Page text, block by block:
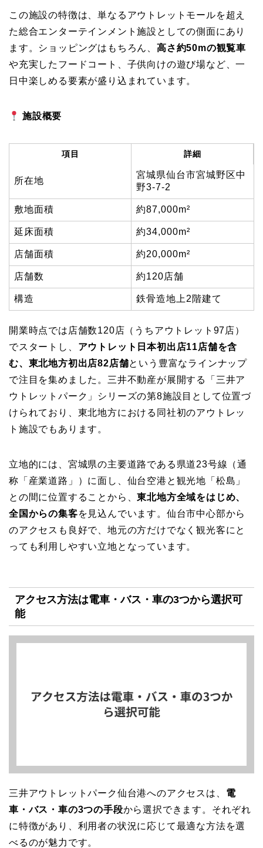
この施設の特徴は、単なるアウトレットモールを超え
た総合エンターテインメント施設としての側面にあり
ます。ショッピングはもちろん、高さ約50mの観覧車
や充実したフードコート、子供向けの遊び場など、一
日中楽しめる要素が盛り込まれています。
施設概要
項目 詳細
所在地
宮城県仙台市宮城野区中
野3-7-2
敷地面積 約87,000m²
延床面積 約34,000m²
店舗面積 約20,000m²
店舗数 約120店舗
構造 鉄骨造地上2階建て
開業時点では店舗数120店（うちアウトレット97店）
でスタートし、 アウトレット日本初出店11店舗を含
む、東北地方初出店82店舗という豊富なラインナップ
で注目を集めました。三井不動産が展開する「三井ア
ウトレットパーク」シリーズの第8施設目として位置づ
けられており、東北地方における同社初のアウトレッ
ト施設でもあります。
立地的には、宮城県の主要道路である県道23号線（通
称「産業道路」）に面し、仙台空港と観光地「松島」
との間に位置することから、東北地方全域をはじめ、
全国からの集客を見込んでいます。仙台市中心部から
のアクセスも良好で、地元の方だけでなく観光客にと
っても利用しやすい立地となっています。
アクセス方法は電車・バス・車の3つから選択可
能
三井アウトレットパーク仙台港へのアクセスは、 電
車・バス・車の3つの手段から選択できます。それぞれ
に特徴があり、利用者の状況に応じて最適な方法を選
べるのが魅力です。